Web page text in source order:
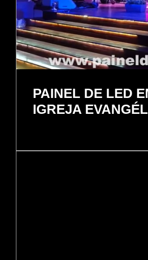
PAINEL DE LED
IGREJA